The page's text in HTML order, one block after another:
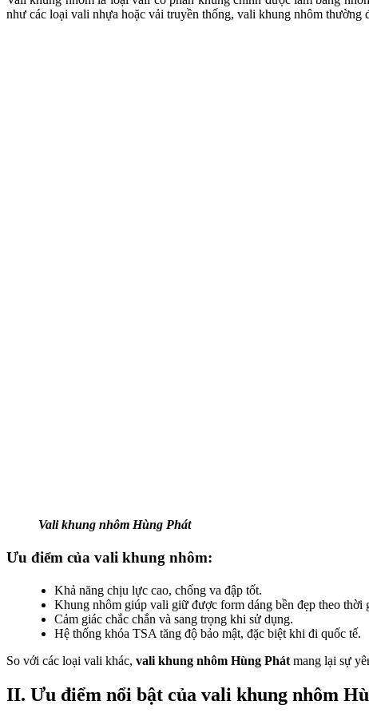
như các loại vali nhựa hoặc vải truyền thống, vali khung nhôm thường
Vali khung nhôm Hùng Phát
Ưu điểm của vali khung nhôm:
Khả năng chịu lực cao, chống va đập tốt.
Khung nhôm giúp vali giữ được form dáng bền đẹp theo thời
Cảm giác chắc chắn và sang trọng khi sử dụng.
Hệ thống khóa TSA tăng độ bảo mật, đặc biệt khi đi quốc tế.
So với các loại vali khác, vali khung nhôm Hùng Phát mang lại sự
II. Ưu điểm nổi bật của vali khung nhôm